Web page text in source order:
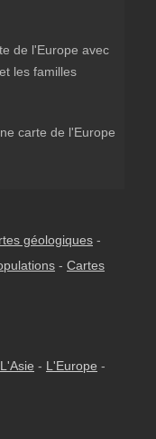
de l'Europe avec
les familles
carte de l'Europe
géologiques -
- Cartes
L'Asie - L'Europe -